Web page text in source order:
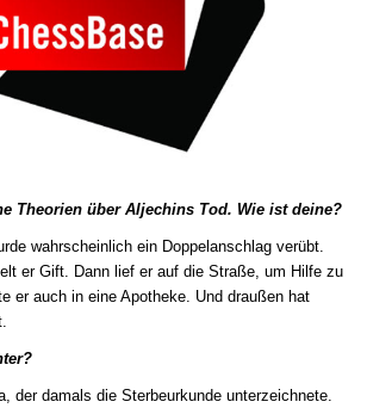
Theorien über Aljechins Tod. Wie ist deine?
wahrscheinlich ein Doppelanschlag verübt.
er Gift. Dann lief er auf die Straße, um Hilfe zu
er auch in eine Apotheke. Und draußen hat
der damals die Sterbeurkunde unterzeichnete.